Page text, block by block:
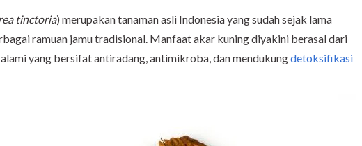
tinctoria) merupakan tanaman asli Indonesia yang sudah sejak lama
ramuan jamu tradisional. Manfaat akar kuning diyakini berasal dari
yang bersifat antiradang, antimikroba, dan mendukungdetoksifikasi